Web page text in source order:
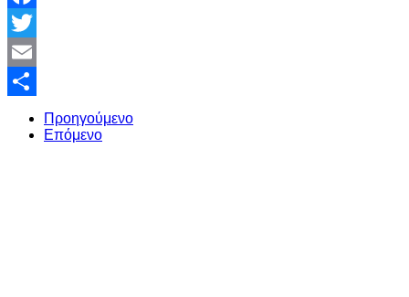
Facebook
Twitter
Email
Share
Προηγούμενο
Επόμενο